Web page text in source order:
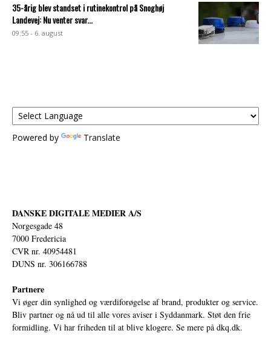
35-årig blev standset i rutinekontrol på Snoghøj
Landevej: Nu venter svar...
09:55 - 6. august
Powered by Translate
DANSKE DIGITALE MEDIER A/S
Norgesgade 48
7000 Fredericia
CVR nr. 40954481
DUNS nr. 306166788
Partnere
Vi øger din synlighed og værdiforøgelse af brand, produkter og service.
Bliv partner og nå ud til alle vores aviser i Syddanmark. Støt den frie
formidling. Vi har friheden til at blive klogere. Se mere på dkq.dk.